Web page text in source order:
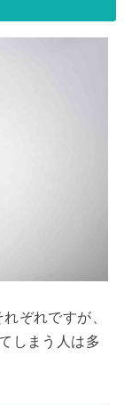
ぞれですが、
しまう人は多